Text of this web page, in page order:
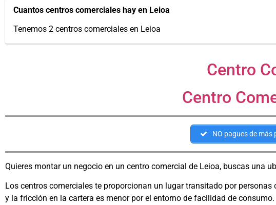
Cuantos centros comerciales hay en Leioa
Tenemos 2 centros comerciales en Leioa
Centro
Centro
NO pagues de más
Quieres montar un negocio en un centro comercial de Leioa, buscas una
Los centros comerciales te proporcionan un lugar transitado por
y la fricción en la cartera es menor por el entorno de facilidad de consumo.